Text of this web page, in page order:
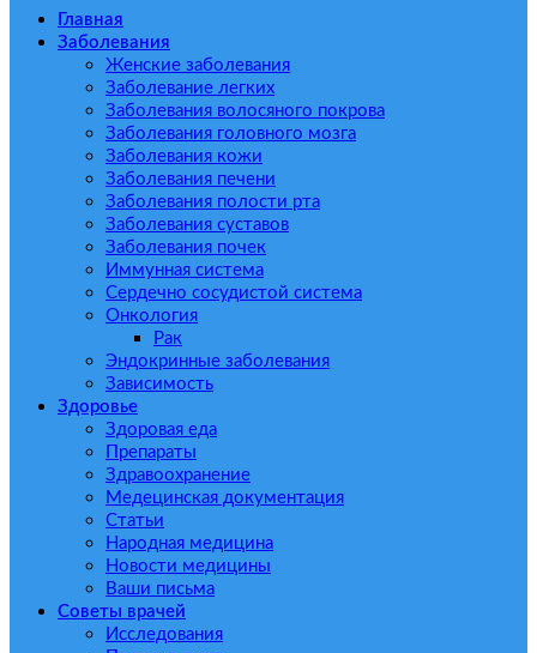
Главная
Заболевания
Женские заболевания
Заболевание легких
Заболевания волосяного покрова
Заболевания головного мозга
Заболевания кожи
Заболевания печени
Заболевания полости рта
Заболевания суставов
Заболевания почек
Иммунная система
Сердечно сосудистой система
Онкология
Рак
Эндокринные заболевания
Зависимость
Здоровье
Здоровая еда
Препараты
Здравоохранение
Медецинская документация
Статьи
Народная медицина
Новости медицины
Ваши письма
Советы врачей
Исследования